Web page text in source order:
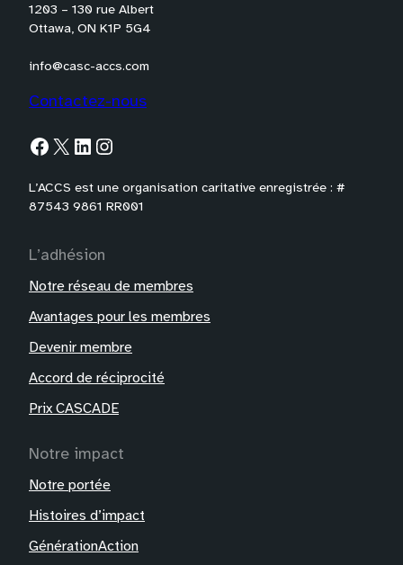
1203 – 130 rue Albert
Ottawa, ON K1P 5G4
info@casc-accs.com
Contactez-nous
Facebook X LinkedIn Instagram
L’ACCS est une organisation caritative enregistrée : #
87543 9861 RR001
L’adhésion
Notre réseau de membres
Avantages pour les membres
Devenir membre
Accord de réciprocité
Prix CASCADE
Notre impact
Notre portée
Histoires d’impact
GénérationAction